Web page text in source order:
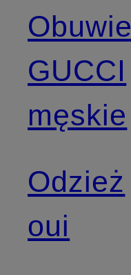
Obuwie
GUCCI
męskie
Odzież
oui